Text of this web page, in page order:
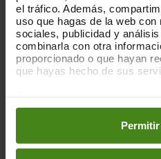
el tráfico. Además,
uso que hagas de la web
sociales, publicidad y
combinarla con otra
proporcionado o que hayan
que hayas hecho de sus
preferencias accediendo a
en los botones facilitados a
Y, hasta el 15 de
elCOLEGIO INGLÉS DE
el Comité de Empresa
elCOLEGIO MOLIERE
AVECHUCHOS